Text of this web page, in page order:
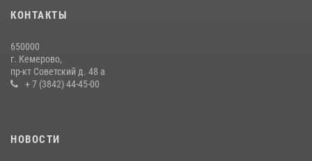
20 июля 2026, 08:52
гипермаркета товары на 13 тысяч рублей (ВИДЕО)
16 июля 2026, 06:43
КОНТАКТЫ
650000
г. Кемерово,
пр-кт Советский д. 48 а
+ 7 (3842) 44-45-00
НОВОСТИ